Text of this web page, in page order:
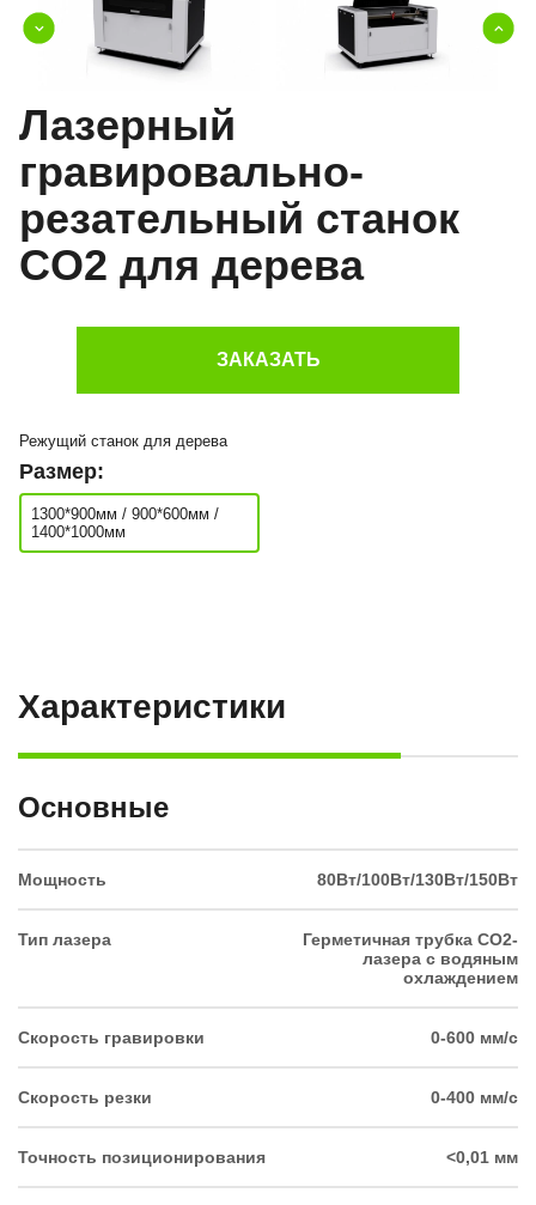
Лазерный
гравировально-
резательный станок
CO2 для дерева
ЗАКАЗАТЬ
Режущий станок для дерева
Размер:
1300*900мм / 900*600мм /
1400*1000мм
Характеристики
Основные
Мощность 80Вт/100Вт/130Вт/150Вт
Тип лазера
Герметичная трубка CO2-
лазера с водяным
охлаждением
Скорость гравировки 0-600 мм/с
Скорость резки 0-400 мм/с
Точность позиционирования <0,01 мм